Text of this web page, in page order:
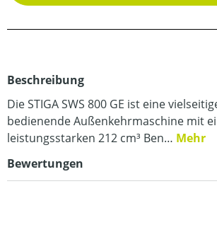
Beschreibung
Die STIGA SWS 800 GE ist eine
bedienende Außenkehrmaschine mit
leistungsstarken 212 cm³ Ben… Mehr
Bewertungen